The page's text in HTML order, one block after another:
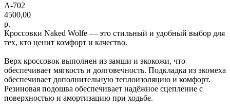
A-702
4500,00
р.
Кроссовки Naked Wolfe — это стильный и удобный выбор для
тех, кто ценит комфорт и качество.
Верх кроссовок выполнен из замши и экокожи, что
обеспечивает мягкость и долговечность. Подкладка из экомеха
обеспечивает дополнительную теплоизоляцию и комфорт.
Резиновая подошва обеспечивает надёжное сцепление с
поверхностью и амортизацию при ходьбе.